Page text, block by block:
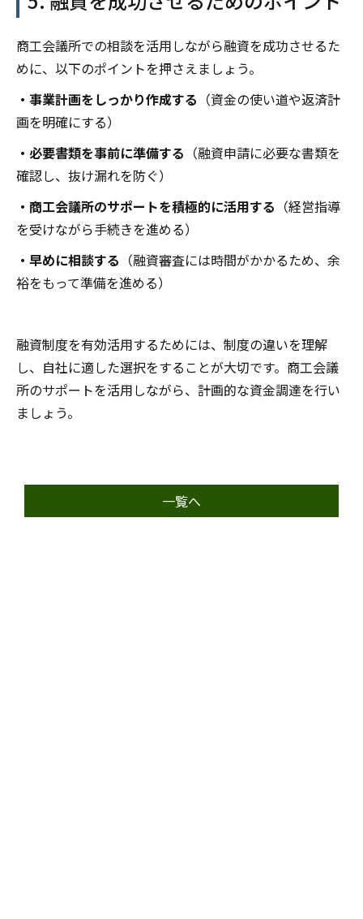
商工会議所での相談を活用しながら融資を成功させるた
めに、以下のポイントを押さえましょう。
・事業計画をしっかり作成する （資金の使い道や返済計
画を明確にする）
・必要書類を事前に準備する （融資申請に必要な書類を
確認し、抜け漏れを防ぐ）
・商工会議所のサポートを積極的に活用する （経営指導
を受けながら手続きを進める）
・早めに相談する （融資審査には時間がかかるため、余
裕をもって準備を進める）
融資制度を有効活用するためには、制度の違いを理解
し、自社に適した選択をすることが大切です。商工会議
所のサポートを活用しながら、計画的な資金調達を行い
ましょう。
一覧へ